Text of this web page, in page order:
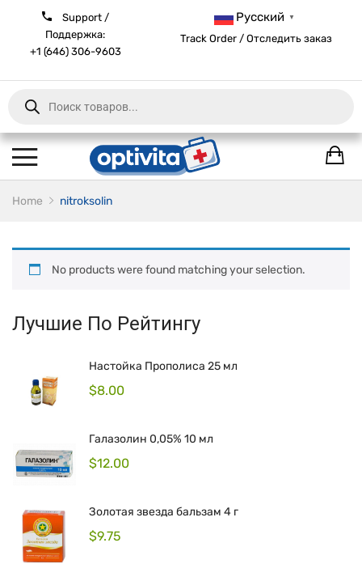
Support /
Поддержка:
+1 (646) 306-9603
Русский ▼
Track Order / Отследить заказ
Products
search
Home nitroksolin
No products were found matching your selection.
Лучшие По Рейтингу
Настойка Прополиса 25 мл
$8.00
Галазолин 0,05% 10 мл
$12.00
Золотая звезда бальзам 4 г
$9.75